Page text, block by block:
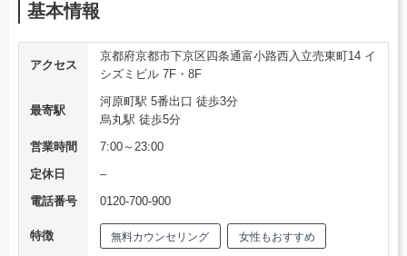
基本情報
アクセス
京都府京都市下京区四条通富小路西入立売東町14 イ
シズミビル 7F・8F
最寄駅
河原町駅 5番出口 徒歩3分
烏丸駅 徒歩5分
営業時間
7:00～23:00
定休日
–
電話番号
0120-700-900
特徴 無料カウンセリング 女性もおすすめ